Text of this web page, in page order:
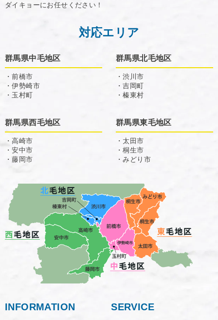
ダイキョーにお任せください！
対応エリア
群馬県中毛地区
・前橋市
・伊勢崎市
・玉村町
群馬県北毛地区
・渋川市
・吉岡町
・榛東村
群馬県西毛地区
・高崎市
・安中市
・藤岡市
群馬県東毛地区
・太田市
・桐生市
・みどり市
INFORMATION SERVICE